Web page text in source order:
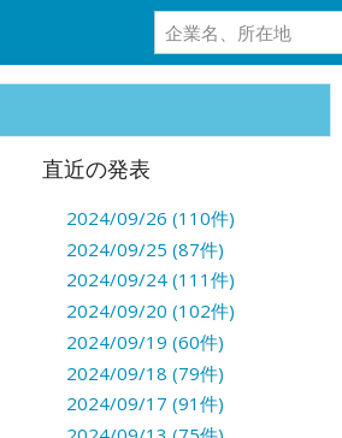
直近の発表
2024/09/26 (110件)
2024/09/25 (87件)
2024/09/24 (111件)
2024/09/20 (102件)
2024/09/19 (60件)
2024/09/18 (79件)
2024/09/17 (91件)